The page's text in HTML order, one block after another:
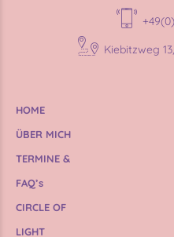
Kiebitzweg
HOME
ÜBER MICH
TERMINE &
FAQ’s
CIRCLE OF
LIGHT